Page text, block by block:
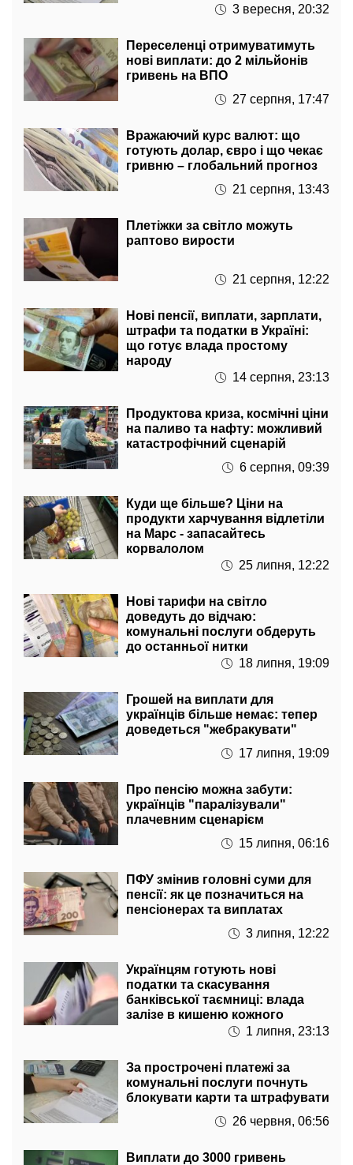
3 вересня, 20:32
Переселенці отримуватимуть
нові виплати: до 2 мільйонів
гривень на ВПО
27 серпня, 17:47
Вражаючий курс валют: що
готують долар, євро і що чекає
гривню – глобальний прогноз
21 серпня, 13:43
Плетіжки за світло можуть
раптово вирости
21 серпня, 12:22
Нові пенсії, виплати, зарплати,
штрафи та податки в Україні:
що готує влада простому
народу
14 серпня, 23:13
Продуктова криза, космічні ціни
на паливо та нафту: можливий
катастрофічний сценарій
6 серпня, 09:39
Куди ще більше? Ціни на
продукти харчування відлетіли
на Марс - запасайтесь
корвалолом
25 липня, 12:22
Нові тарифи на світло
доведуть до відчаю:
комунальні послуги обдеруть
до останньої нитки
18 липня, 19:09
Грошей на виплати для
українців більше немає: тепер
доведеться "жебракувати"
17 липня, 19:09
Про пенсію можна забути:
українців "паралізували"
плачевним сценарієм
15 липня, 06:16
ПФУ змінив головні суми для
пенсії: як це позначиться на
пенсіонерах та виплатах
3 липня, 12:22
Українцям готують нові
податки та скасування
банківської таємниці: влада
залізе в кишеню кожного
1 липня, 23:13
За прострочені платежі за
комунальні послуги почнуть
блокувати карти та штрафувати
26 червня, 06:56
Виплати до 3000 гривень